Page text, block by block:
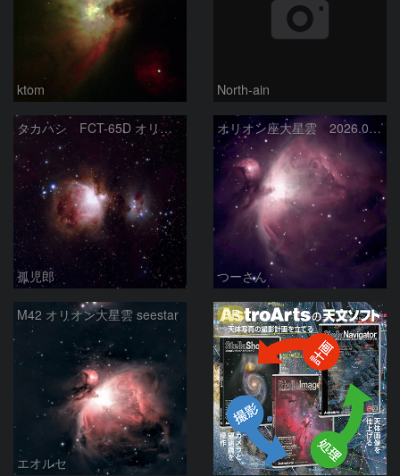
ktom North-ain
タカハシ FCT-65D オリオン大星雲
孤児郎
オリオン座大星雲 2026.01.13
つーさん
M42 オリオン大星雲 seestar
エオルセ
PR